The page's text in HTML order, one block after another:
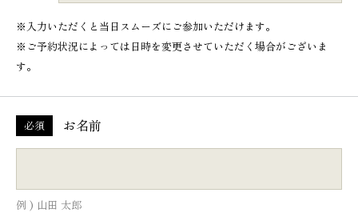
※入力いただくと当日スムーズにご参加いただけます。
※ご予約状況によっては日時を変更させていただく場合がございま
す。
必須 お名前
例 ) 山田 太郎